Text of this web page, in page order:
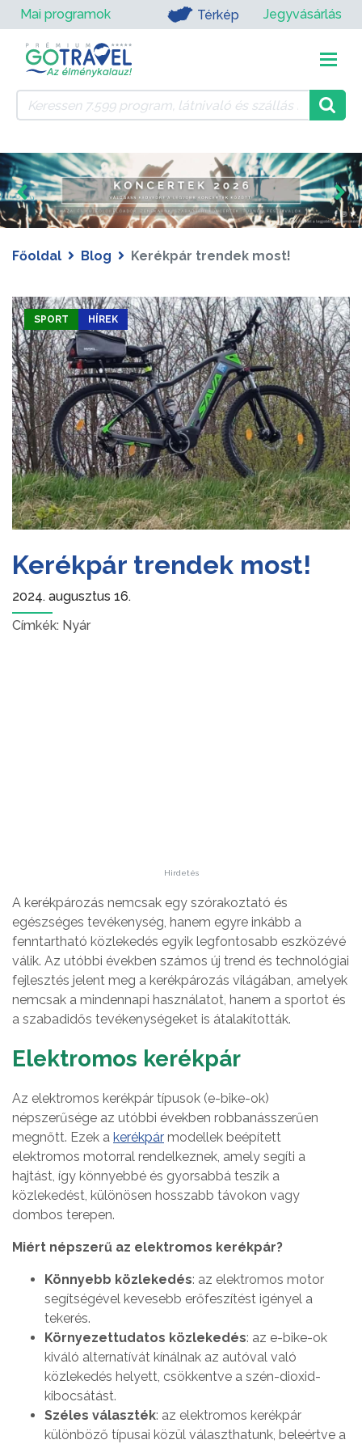
Mai programok Térkép Jegyvásárlás
Főoldal Blog Kerékpár trendek most!
SPORT HÍREK
Kerékpár trendek most!
2024. augusztus 16.
Címkék: Nyár
Hirdetés
A kerékpározás nemcsak egy szórakoztató és
egészséges tevékenység, hanem egyre inkább a
fenntartható közlekedés egyik legfontosabb eszközévé
válik. Az utóbbi években számos új trend és technológiai
fejlesztés jelent meg a kerékpározás világában, amelyek
nemcsak a mindennapi használatot, hanem a sportot és
a szabadidős tevékenységeket is átalakították.
Elektromos kerékpár
Az elektromos kerékpár típusok (e-bike-ok)
népszerűsége az utóbbi években robbanásszerűen
megnőtt. Ezek a kerékpár modellek beépített
elektromos motorral rendelkeznek, amely segíti a
hajtást, így könnyebbé és gyorsabbá teszik a
közlekedést, különösen hosszabb távokon vagy
dombos terepen.
Miért népszerű az elektromos kerékpár?
Könnyebb közlekedés: az elektromos motor
segítségével kevesebb erőfeszítést igényel a
tekerés.
Környezettudatos közlekedés: az e-bike-ok
kiváló alternatívát kínálnak az autóval való
közlekedés helyett, csökkentve a szén-dioxid-
kibocsátást.
Széles választék: az elektromos kerékpár
különböző típusai közül választhatunk, beleértve a